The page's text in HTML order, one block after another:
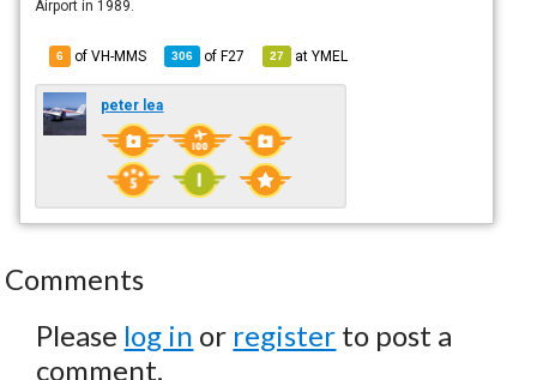
Airport in 1989.
6 of VH-MMS 306 ofF27 27 atYMEL
peter lea
Comments
Please log in or register to post a
comment.